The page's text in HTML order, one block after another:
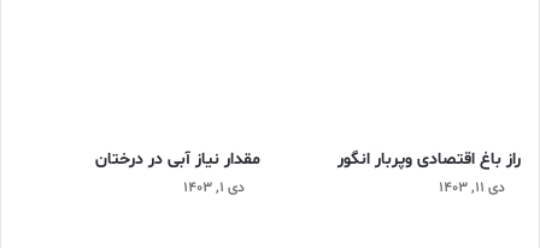
راز باغ اقتصادی وپربار انگور
دی ۱۱, ۱۴۰۳
مقدار نیاز آبی در درختان
دی ۱, ۱۴۰۳